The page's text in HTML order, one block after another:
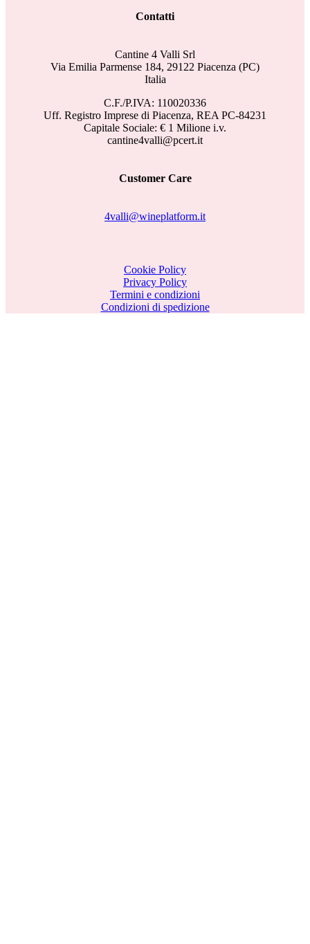
Contatti
Cantine 4 Valli Srl
Via Emilia Parmense 184, 29122 Piacenza (PC)
Italia
C.F./P.IVA: 110020336
Uff. Registro Imprese di Piacenza, REA PC-84231
Capitale Sociale: € 1 Milione i.v.
cantine4valli@pcert.it
Customer Care
4valli@wineplatform.it
Cookie Policy
Privacy Policy
Termini e condizioni
Condizioni di spedizione